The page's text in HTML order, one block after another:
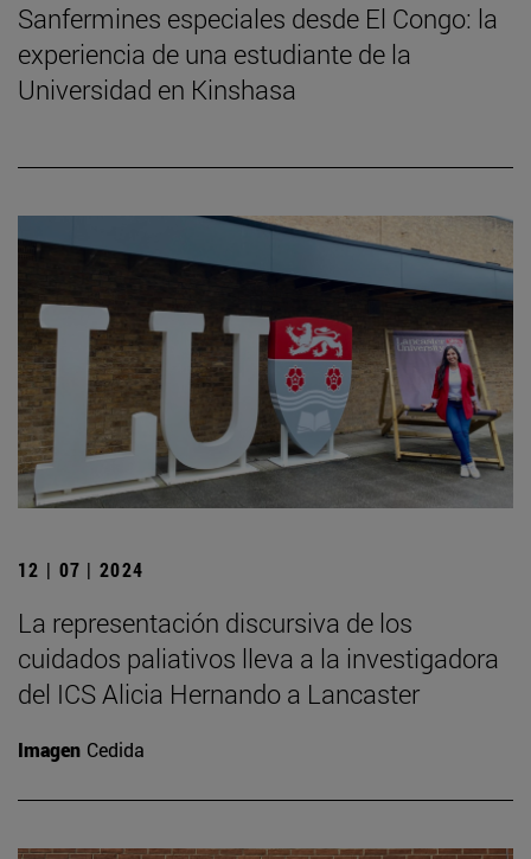
Sanfermines especiales desde El Congo: la
experiencia de una estudiante de la
Universidad en Kinshasa
12 | 07 | 2024
La representación discursiva de los
cuidados paliativos lleva a la investigadora
del ICS Alicia Hernando a Lancaster
Imagen Cedida